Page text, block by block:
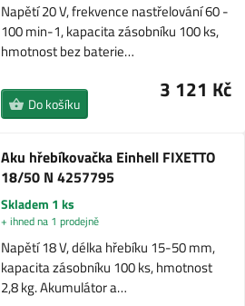
Napětí 20 V, frekvence nastřelování 60 -
100 min-1, kapacita zásobníku 100 ks,
hmotnost bez baterie…
3 121 Kč
Do košíku
Aku hřebíkovačka Einhell FIXETTO
18/50 N 4257795
Skladem 1 ks
+ ihned na 1 prodejně
Napětí 18 V, délka hřebíku 15-50 mm,
kapacita zásobníku 100 ks, hmotnost
2,8 kg. Akumulátor a…